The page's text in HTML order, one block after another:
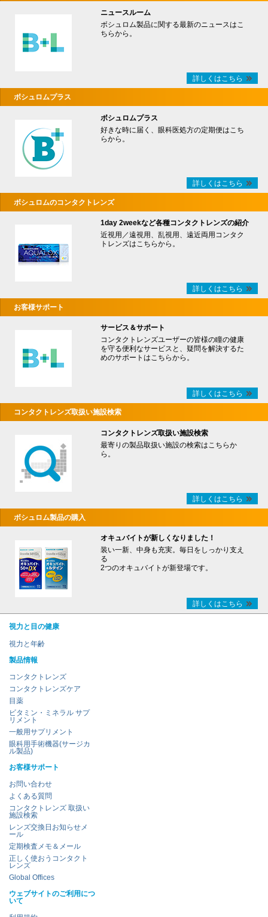
ニュースルーム
ボシュロム製品に関する最新のニュースはこ
ちらから。
詳しくはこちら
ボシュロムプラス
ボシュロムプラス
好きな時に届く、眼科医処方の定期便はこち
らから。
詳しくはこちら
ボシュロムのコンタクトレンズ
1day 2weekなど各種コンタクトレンズの紹介
近視用／遠視用、乱視用、遠近両用コンタク
トレンズはこちらから。
詳しくはこちら
お客様サポート
サービス＆サポート
コンタクトレンズユーザーの皆様の瞳の健康
を守る便利なサービスと、疑問を解決するた
めのサポートはこちらから。
詳しくはこちら
コンタクトレンズ取扱い施設検索
コンタクトレンズ取扱い施設検索
最寄りの製品取扱い施設の検索はこちらか
ら。
詳しくはこちら
ボシュロム製品の購入
オキュバイトが新しくなりました！
装い一新、中身も充実。毎日をしっかり支え
る
2つのオキュバイトが新登場です。
詳しくはこちら
視力と目の健康
視力と年齢
製品情報
コンタクトレンズ
コンタクトレンズケア
目薬
ビタミン・ミネラル サプ
リメント
一般用サプリメント
眼科用手術機器(サージカ
ル製品)
お客様サポート
お問い合わせ
よくある質問
コンタクトレンズ 取扱い
施設検索
レンズ交換日お知らせメ
ール
定期検査メモ＆メール
正しく使おうコンタクト
レンズ
Global Offices
ウェブサイトのご利用につ
いて